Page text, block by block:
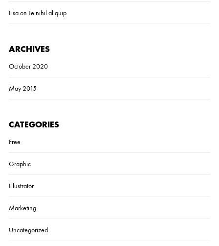
Lisaon Te nihil aliquip
ARCHIVES
October 2020
May 2015
CATEGORIES
Free
Graphic
Lllustrator
Marketing
Uncategorized